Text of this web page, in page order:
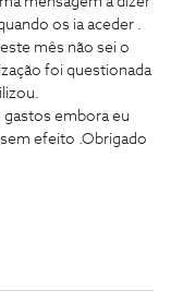
os ia aceder .
mês não sei o
foi questionada
gastos embora eu
efeito .Obrigado